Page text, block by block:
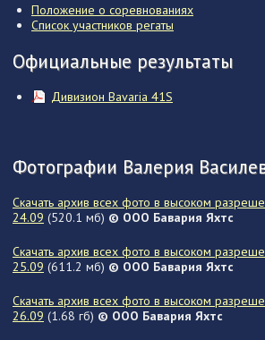
Положение о соревнованиях
Список участников регаты
Официальные результаты
Дивизион Bavaria 41S
Фотографии Валерия
Скачать архив всех фото в высоком
24.09 (520.1 мб) © ООО Бавария Яхтс
Скачать архив всех фото в высоком
25.09 (611.2 мб) © ООО Бавария Яхтс
Скачать архив всех фото в высоком
26.09 (1.68 гб) © ООО Бавария Яхтс